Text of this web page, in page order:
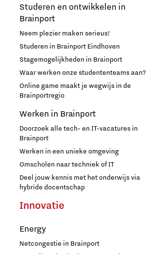
Studeren en ontwikkelen in
Brainport
Neem plezier maken serieus!
Studeren in Brainport Eindhoven
Stagemogelijkheden in Brainport
Waar werken onze studententeams aan?
Online game maakt je wegwijs in de
Brainportregio
Werken in Brainport
Doorzoek alle tech- en IT-vacatures in
Brainport
Werken in een unieke omgeving
Omscholen naar techniek of IT
Deel jouw kennis met het onderwijs via
hybride docentschap
Innovatie
Energy
Netcongestie in Brainport